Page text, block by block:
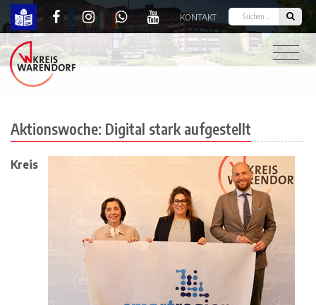
Aktionswoche: Digital stark aufgestellt | Kreis
KONTAKT
Aktionswoche: Digital stark aufgestellt
Kreis